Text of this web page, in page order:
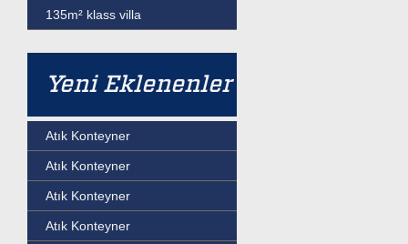
135m² klass villa
Yeni Eklenenler
Atık Konteyner
Atık Konteyner
Atık Konteyner
Atık Konteyner